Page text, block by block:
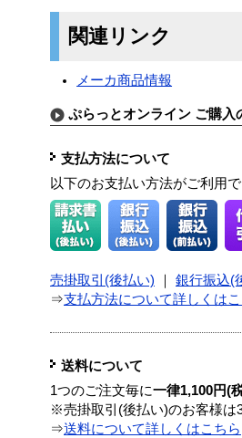
関連リンク
メーカ商品情報
ぷらっとオンライン ご購入
支払方法について
以下のお支払い方法がご利用で
売掛取引(後払い) 銀行振込(
⇒支払方法について詳しくは
送料について
1つのご注文毎に一律1,100円(
※売掛取引(後払い)のお客様は
⇒送料について詳しくはこちら